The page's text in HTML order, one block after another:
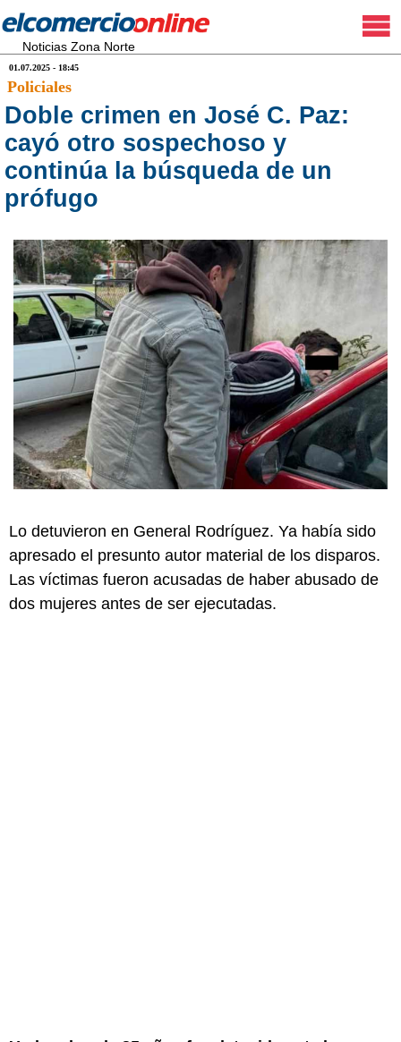
Noticias Zona Norte
01.07.2025 - 18:45
Policiales
Doble crimen en José C. Paz:
cayó otro sospechoso y
continúa la búsqueda de un
prófugo
Lo detuvieron en General Rodríguez. Ya había sido
apresado el presunto autor material de los disparos.
Las víctimas fueron acusadas de haber abusado de
dos mujeres antes de ser ejecutadas.